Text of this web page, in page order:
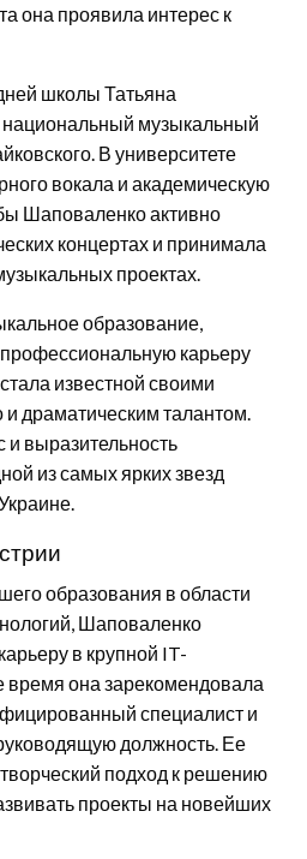
она проявила интерес к
школы Татьяна
национальный музыкальный
В университете
вокала и академическую
Шаповаленко активно
концертах и принимала
проектах.
образование,
карьеру
известной своими
драматическим талантом.
и выразительность
из самых ярких звезд
образования в области
Шаповаленко
в крупной IT-
время она зарекомендовала
специалист и
должность. Ее
подход к решению
проекты на новейших